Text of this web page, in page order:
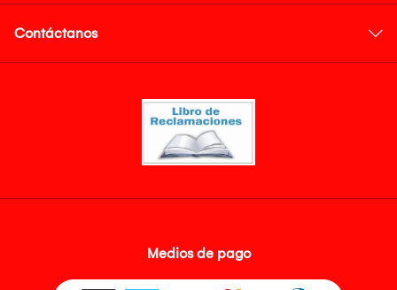
Contáctanos
Medios de pago